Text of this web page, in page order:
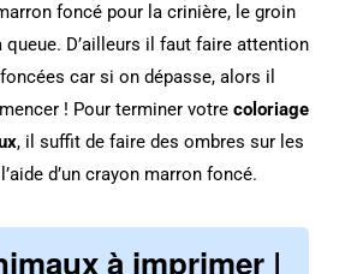
foncé pour la crinière, le groin
queue. D’ailleurs il faut faire attention
car si on dépasse, alors il
! Pour terminer votre coloriage
, il suffit de faire des ombres sur les
d’un crayon marron foncé.
à imprimer |